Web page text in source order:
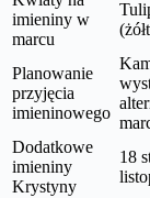
imieniny w
marcu
Planowanie
przyjęcia
imieninowego
Dodatkowe
imieniny
Krystyny
18